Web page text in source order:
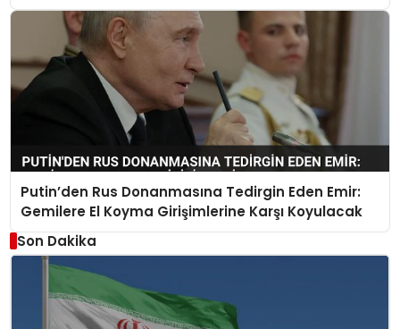
Putin’den Rus Donanmasına Tedirgin Eden Emir:
Gemilere El Koyma Girişimlerine Karşı Koyulacak
Son Dakika